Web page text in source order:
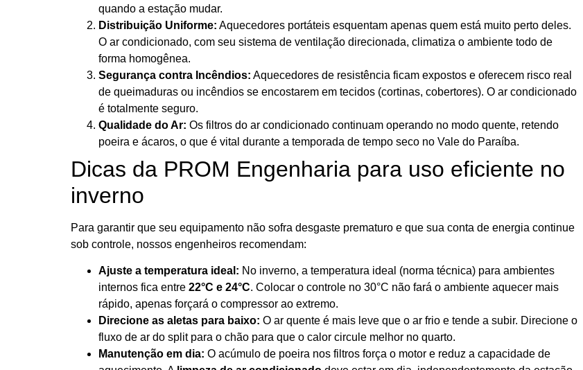
quando a estação mudar.
Distribuição Uniforme: Aquecedores portáteis esquentam apenas quem está muito perto deles.
O ar condicionado, com seu sistema de ventilação direcionada, climatiza o ambiente todo de
forma homogênea.
Segurança contra Incêndios: Aquecedores de resistência ficam expostos e oferecem risco real
de queimaduras ou incêndios se encostarem em tecidos (cortinas, cobertores). O ar condicionado
é totalmente seguro.
Qualidade do Ar: Os filtros do ar condicionado continuam operando no modo quente, retendo
poeira e ácaros, o que é vital durante a temporada de tempo seco no Vale do Paraíba.
Dicas da PROM Engenharia para uso eficiente no
inverno
Para garantir que seu equipamento não sofra desgaste prematuro e que sua conta de energia continue
sob controle, nossos engenheiros recomendam:
Ajuste a temperatura ideal: No inverno, a temperatura ideal (norma técnica) para ambientes
internos fica entre 22°C e 24°C. Colocar o controle no 30°C não fará o ambiente aquecer mais
rápido, apenas forçará o compressor ao extremo.
Direcione as aletas para baixo: O ar quente é mais leve que o ar frio e tende a subir. Direcione o
fluxo de ar do split para o chão para que o calor circule melhor no quarto.
Manutenção em dia: O acúmulo de poeira nos filtros força o motor e reduz a capacidade de